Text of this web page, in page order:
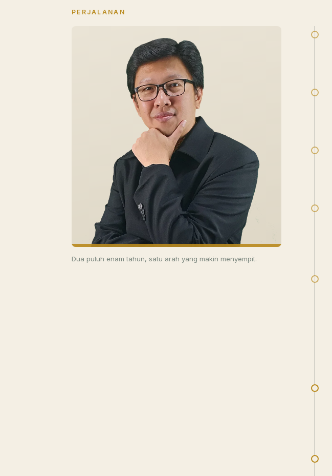
PERJALANAN
Dua puluh enam tahun, satu arah yang makin menyempit.